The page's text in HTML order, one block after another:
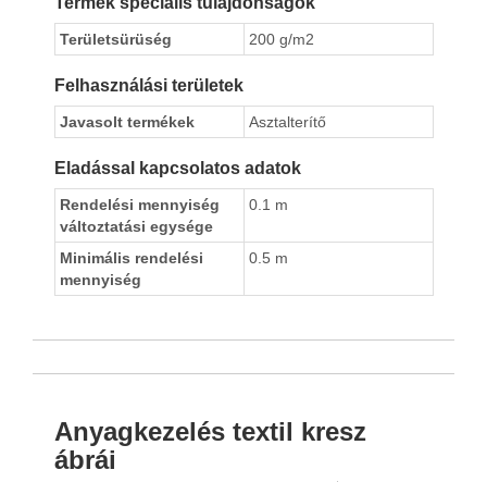
Területsürüség 200 g/m2
Felhasználási területek
Javasolt termékek Asztalterítő
Eladással kapcsolatos adatok
Rendelési mennyiség
változtatási egysége
0.1 m
Minimális rendelési
mennyiség
0.5 m
Anyagkezelés textil kresz
ábrái